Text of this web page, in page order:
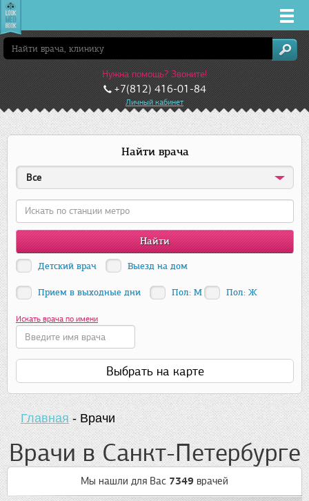
Врачи
Клиники
Заболевания
Акции
Услуги
Санкт-Петербург
Нужна помощь? Звоните!
+7(812) 416-01-84
Личный кабинет
Найти врача
Все
Детский врач Выезд на дом
Прием в выходные дни Пол: М Пол: Ж
Искать врача по имени
Выбрать на карте
Главная-Врачи
Врачи в Санкт-Петербурге
Мы нашли для Вас 7349 врачей